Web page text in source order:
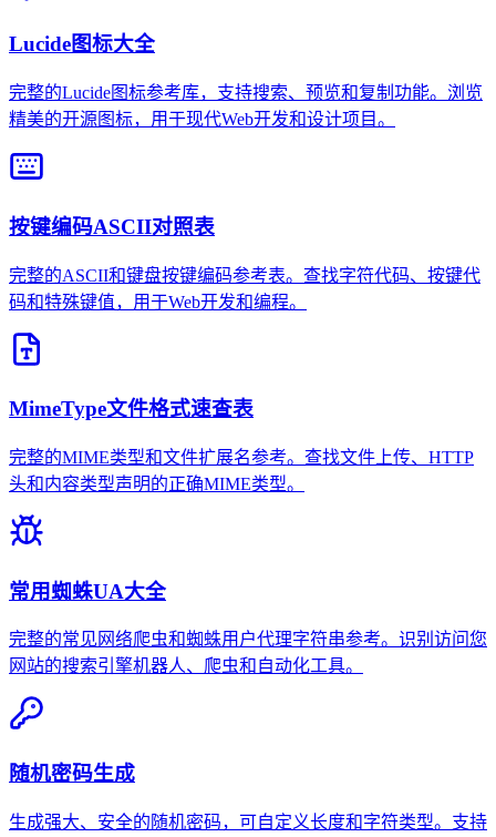
Lucide图标大全
完整的Lucide图标参考库，支持搜索、预览和复制功能。浏览
精美的开源图标，用于现代Web开发和设计项目。
按键编码ASCII对照表
完整的ASCII和键盘按键编码参考表。查找字符代码、按键代
码和特殊键值，用于Web开发和编程。
MimeType文件格式速查表
完整的MIME类型和文件扩展名参考。查找文件上传、HTTP
头和内容类型声明的正确MIME类型。
常用蜘蛛UA大全
完整的常见网络爬虫和蜘蛛用户代理字符串参考。识别访问您
网站的搜索引擎机器人、爬虫和自动化工具。
随机密码生成
生成强大、安全的随机密码，可自定义长度和字符类型。支持